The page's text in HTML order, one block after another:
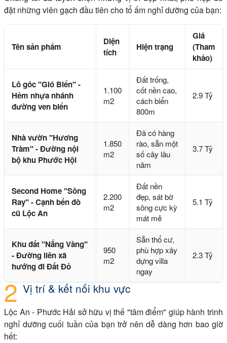
đặt những viên gạch đầu tiên cho tổ ấm nghỉ dưỡng của bạn:
Tên sản phẩm
Diện
tích
Hiện trạng
Giá
(Tham
khảo)
Lô góc "Gió Biển" -
Hẻm nhựa nhánh
đường ven biển
1.100
m2
Đất trống,
cốt nền cao,
cách biển
800m
2.9 Tỷ
Nhà vườn "Hương
Tràm" - Đường nội
bộ khu Phước Hội
1.850
m2
Đã có hàng
rào, sẵn một
số cây lâu
năm
3.7 Tỷ
Second Home "Sông
Ray" - Cạnh bến đò
cũ Lộc An
2.200
m2
Đất nền
đẹp, sát bờ
sông cực kỳ
mát mẻ
5.1 Tỷ
Khu đất "Nắng Vàng"
- Đường liên xã
hướng đi Đất Đỏ
950
m2
Sẵn thổ cư,
phù hợp xây
dựng villa
ngay
2.3 Tỷ
Vị trí & kết nối khu vực
Lộc An - Phước Hải sở hữu vị thế "tâm điểm" giúp hành trình
nghỉ dưỡng cuối tuần của bạn trở nên dễ dàng hơn bao giờ
hết: